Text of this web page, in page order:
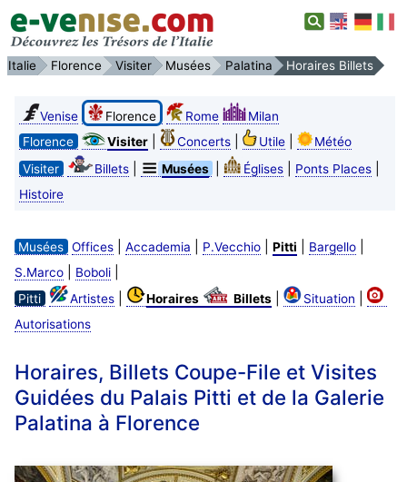
Italie Florence Visiter Musées Palatina Horaires Billets
Venise Florence Rome
Milan
Florence
Visiter| Concerts| Utile|
Météo
Visiter
Billets| Musées Églises| Ponts Places|
Histoire
Musées Offices| Accademia P.Vecchio| Pitti Bargello|
S.Marco| Boboli|
Pitti Artistes| Horaires Billets| Situation
Autorisations
Horaires, Billets Coupe-File et Visites
Guidées du Palais Pitti et de la Galerie
Palatina à Florence